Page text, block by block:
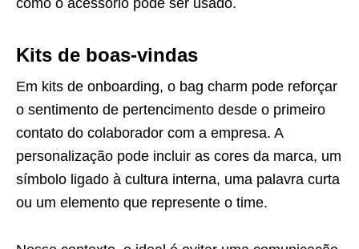
como o acessório pode ser usado.
Kits de boas-vindas
Em kits de onboarding, o bag charm pode reforçar
o sentimento de pertencimento desde o primeiro
contato do colaborador com a empresa. A
personalização pode incluir as cores da marca, um
símbolo ligado à cultura interna, uma palavra curta
ou um elemento que represente o time.